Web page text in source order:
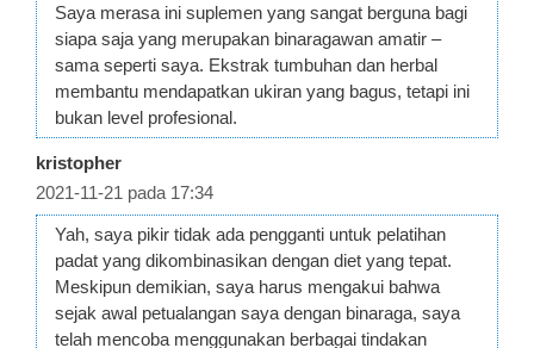
Saya merasa ini suplemen yang sangat berguna bagi
siapa saja yang merupakan binaragawan amatir –
sama seperti saya. Ekstrak tumbuhan dan herbal
membantu mendapatkan ukiran yang bagus, tetapi ini
bukan level profesional.
kristopher
2021-11-21 pada 17:34
Yah, saya pikir tidak ada pengganti untuk pelatihan
padat yang dikombinasikan dengan diet yang tepat.
Meskipun demikian, saya harus mengakui bahwa
sejak awal petualangan saya dengan binaraga, saya
telah mencoba menggunakan berbagai tindakan